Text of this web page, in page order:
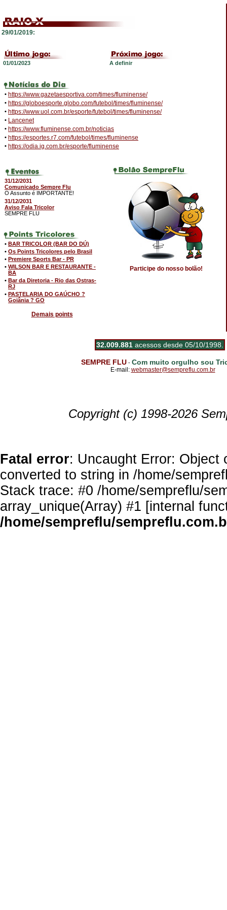
29/01/2019:
01/01/2023 A definir
• https://www.gazetaesportiva.com/times/fluminense/
• https://globoesporte.globo.com/futebol/times/fluminense/
• https://www.uol.com.br/esporte/futebol/times/fluminense/
• Lancenet
• https://www.fluminense.com.br/noticias
• https://esportes.r7.com/futebol/times/fluminense
• https://odia.ig.com.br/esporte/fluminense
31/12/2031
Comunicado Sempre Flu
O Assunto é IMPORTANTE!
31/12/2031
Aviso Fala Tricolor
SEMPRE FLU
• BAR TRICOLOR (BAR DO DÚ)
• Os Points Tricolores pelo Brasil
• Premiere Sports Bar - PR
• WILSON BAR E RESTAURANTE -
BA
• Bar da Diretoria - Rio das Ostras-
RJ
• PASTELARIA DO GAÚCHO ?
Goiânia ? GO
Demais points
Participe do nosso bolão!
32.009.881 acessos desde 05/10/1998.
SEMPRE FLU- Com muito orgulho sou
E-mail: webmaster@sempreflu.com.br
Copyright (c) 1998-2026
Fatal error: Uncaught Error: Object
converted to string in /home/
Stack trace: #0 /home/sempreflu/
array_unique(Array) #1 [internal
/home/sempreflu/